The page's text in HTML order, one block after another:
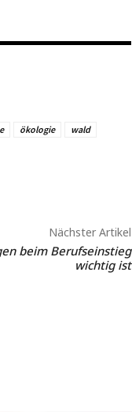
ökologie wald
Nächster Artikel
beim Berufseinstieg
wichtig ist